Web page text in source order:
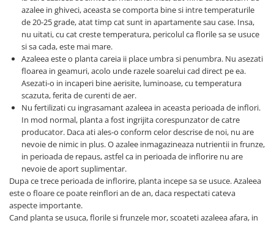
azalee in ghiveci, aceasta se comporta bine si intre temperaturile
de 20-25 grade, atat timp cat sunt in apartamente sau case. Insa,
nu uitati, cu cat creste temperatura, pericolul ca florile sa se usuce
si sa cada, este mai mare.
Azaleea este o planta careia ii place umbra si penumbra. Nu asezati
floarea in geamuri, acolo unde razele soarelui cad direct pe ea.
Asezati-o in incaperi bine aerisite, luminoase, cu temperatura
scazuta, ferita de curenti de aer.
Nu fertilizati cu ingrasamant azaleea in aceasta perioada de inflori.
In mod normal, planta a fost ingrijita corespunzator de catre
producator. Daca ati ales-o conform celor descrise de noi, nu are
nevoie de nimic in plus. O azalee inmagazineaza nutrientii in frunze,
in perioada de repaus, astfel ca in perioada de inflorire nu are
nevoie de aport suplimentar.
Dupa ce trece perioada de inflorire, planta incepe sa se usuce. Azaleea
este o floare ce poate reinflori an de an, daca respectati cateva
aspecte importante.
Cand planta se usuca, florile si frunzele mor, scoateti azaleea afara, in